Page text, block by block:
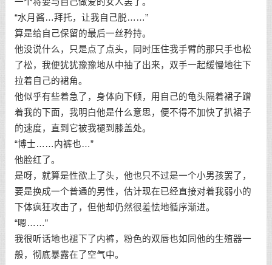
“水月酱…拜托，让我自己脱……”
算是给自己保留的最后一丝矜持。
他没说什么，只是点了点头，同时压住我手臂的那只手也松
了松，我便犹犹豫豫地从中抽了出来，双手一起缓慢地往下
拉着自己的裙角。
他似乎有些着急了，身体向下倾，用自己的龟头隔着裙子蹭
着我的下面，我明白他是什么意思，便不得不加快了扒裙子
的速度，直到它被我褪到膝盖处。
“博士……内裤也…”
他脸红了。
是呀，就算是性欲上了头，他也只不过是一个小男孩罢了，
要是换成一个普通的男性，估计现在已经直接对着我弱小的
下体疯狂攻击了，但他却仍然很羞怯地循序渐进。
“嗯……”
我很听话地也褪下了内裤，粉色的双唇也如同他的生殖器一
般，彻底暴露在了空气中。